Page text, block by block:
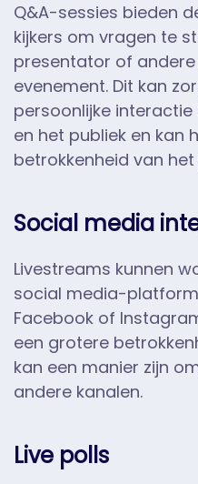
Q&A-sessies bieden
kijkers om vragen te
presentator of
evenement. Dit kan
persoonlijke
en het publiek en kan
betrokkenheid van
Social media
Livestreams kunnen
social media-
Facebook of
een grotere
kan een manier zijn
andere kanalen.
Live polls